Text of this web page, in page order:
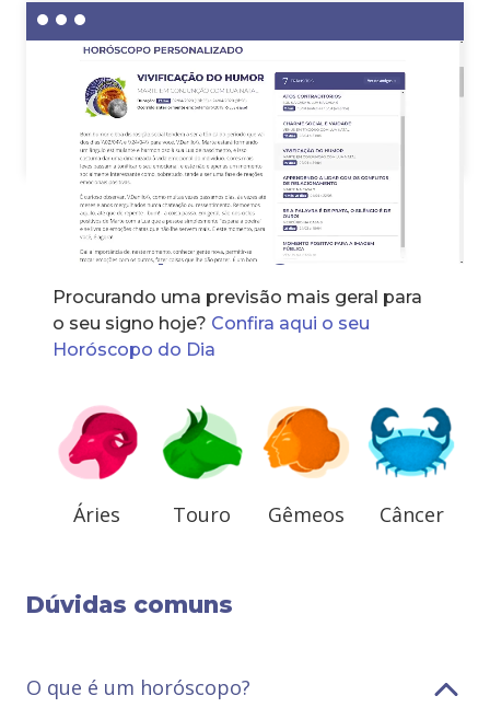
Horóscopo dos signos
Procurando uma previsão mais geral para
o seu signo hoje? Confira aqui o seu
Horóscopo do Dia
Áries Touro Gêmeos Câncer
Dúvidas comuns
O que é um horóscopo?